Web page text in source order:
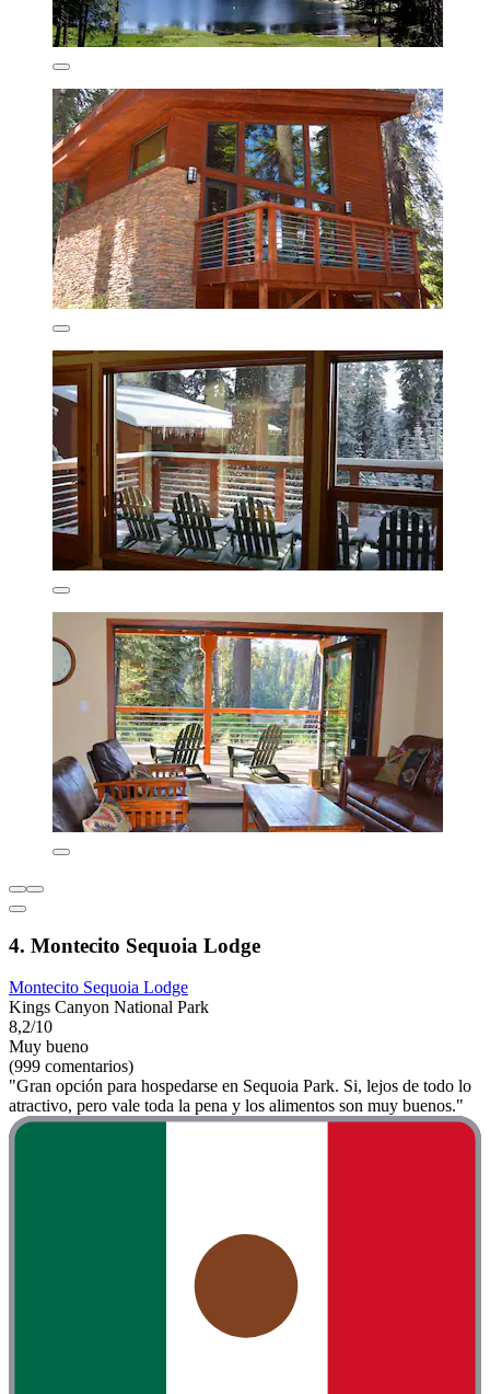
4. Montecito Sequoia Lodge
Montecito Sequoia Lodge
Kings Canyon National Park
8,2/10
Muy bueno
(999 comentarios)
"Gran opción para hospedarse en Sequoia Park. Si, lejos de todo lo
atractivo, pero vale toda la pena y los alimentos son muy buenos."